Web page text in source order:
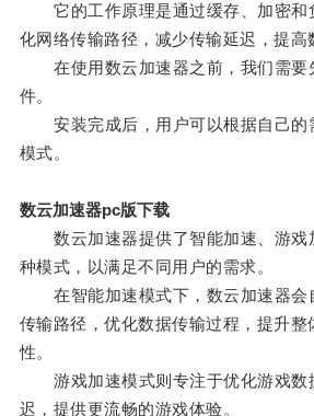
它的工作原理是通过缓存、加密和
化网络传输路径，减少传输延迟，提高
在使用数云加速器之前，我们需要
件。
安装完成后，用户可以根据自己的
模式。
数云加速器pc版下载
数云加速器提供了智能加速、游戏
种模式，以满足不同用户的需求。
在智能加速模式下，数云加速器会
传输路径，优化数据传输过程，提升整
性。
游戏加速模式则专注于优化游戏数
迟，提供更流畅的游戏体验。